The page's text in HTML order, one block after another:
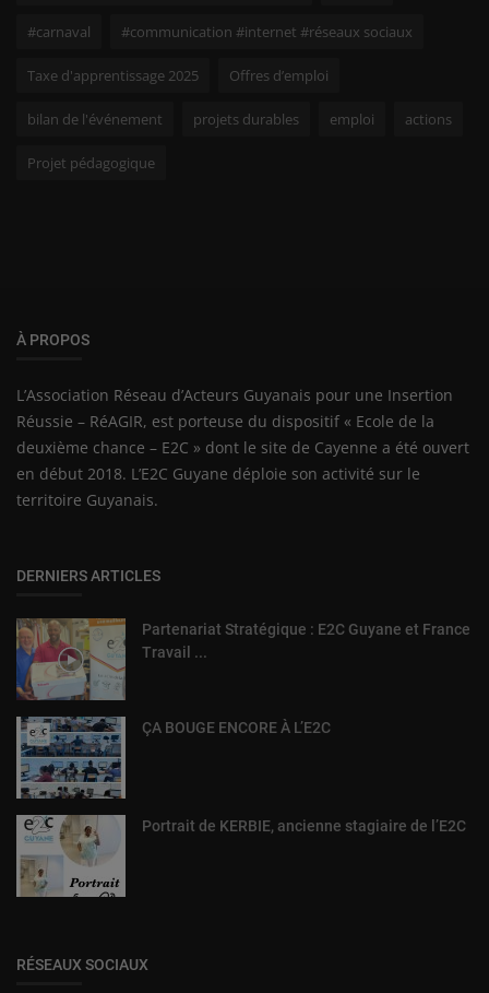
#carnaval #communication #internet #réseaux sociaux
Taxe d'apprentissage 2025 Offres d’emploi
bilan de l'événement projets durables emploi actions
Projet pédagogique
À PROPOS
L’Association Réseau d’Acteurs Guyanais pour une Insertion
Réussie – RéAGIR, est porteuse du dispositif « Ecole de la
deuxième chance – E2C » dont le site de Cayenne a été ouvert
en début 2018. L’E2C Guyane déploie son activité sur le
territoire Guyanais.
DERNIERS ARTICLES
Partenariat Stratégique : E2C Guyane et France
Travail ...
ÇA BOUGE ENCORE À L’E2C
Portrait de KERBIE, ancienne stagiaire de l’E2C
RÉSEAUX SOCIAUX